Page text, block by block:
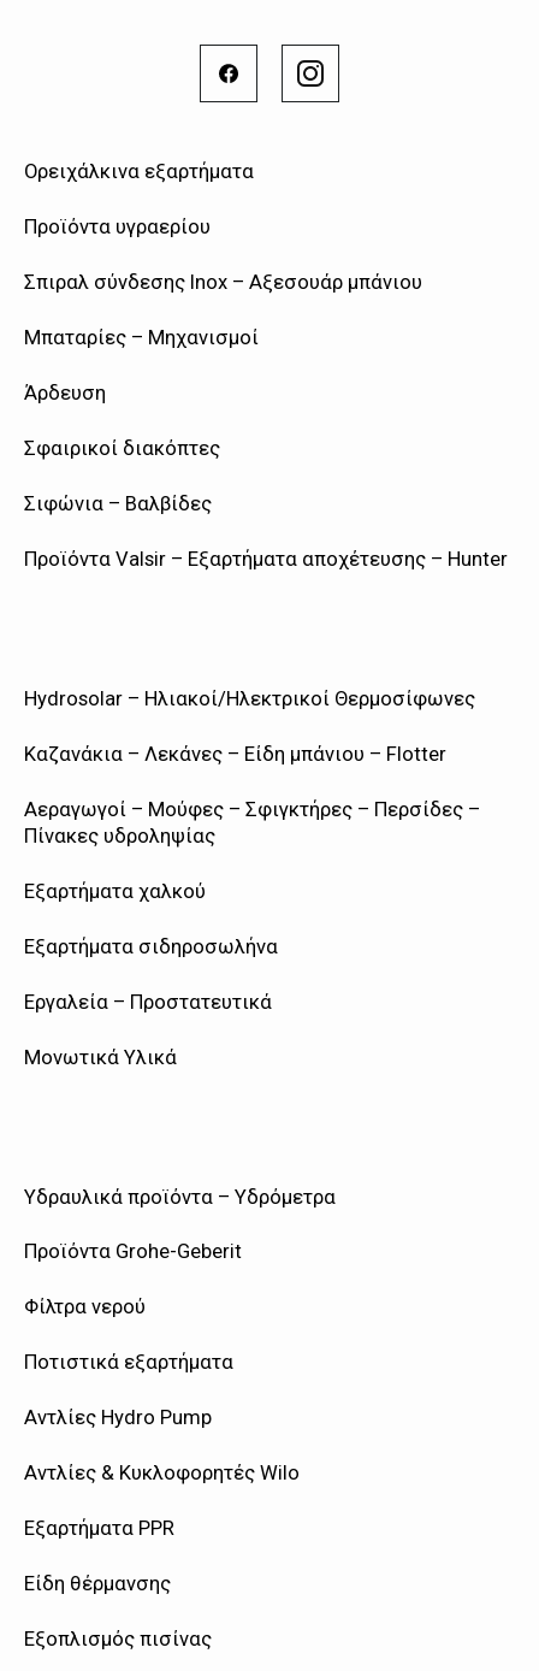
Ορειχάλκινα εξαρτήματα
Προϊόντα υγραερίου
Σπιραλ σύνδεσης Inox – Αξεσουάρ μπάνιου
Μπαταρίες – Μηχανισμοί
Άρδευση
Σφαιρικοί διακόπτες
Σιφώνια – Βαλβίδες
Προϊόντα Valsir – Εξαρτήματα αποχέτευσης – Hunter
Hydrosolar – Ηλιακοί/Ηλεκτρικοί Θερμοσίφωνες
Καζανάκια – Λεκάνες – Είδη μπάνιου – Flotter
Αεραγωγοί – Μούφες – Σφιγκτήρες – Περσίδες –
Πίνακες υδροληψίας
Εξαρτήματα χαλκού
Εξαρτήματα σιδηροσωλήνα
Εργαλεία – Προστατευτικά
Μονωτικά Υλικά
Υδραυλικά προϊόντα – Υδρόμετρα
Προϊόντα Grohe-Geberit
Φίλτρα νερού
Ποτιστικά εξαρτήματα
Αντλίες Hydro Pump
Αντλίες & Κυκλοφορητές Wilo
Εξαρτήματα PPR
Είδη θέρμανσης
Εξοπλισμός πισίνας